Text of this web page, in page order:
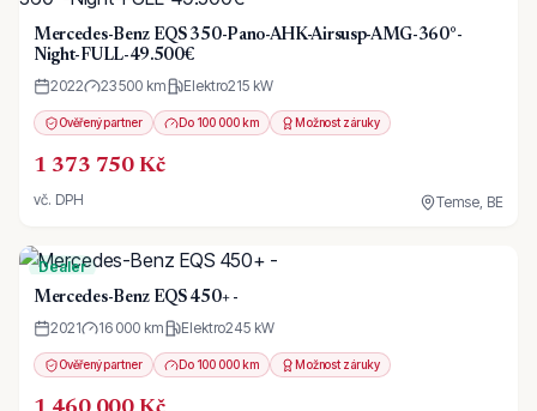
Mercedes-Benz EQS 350-Pano-AHK-Airsusp-AMG-360°-
Night-FULL-49.500€
2022 23 500 km Elektro215 kW
Ověřený partner Do 100 000 km Možnost záruky
1 373 750 Kč
vč. DPH Temse, BE
Dealer
Mercedes-Benz EQS 450+ -
2021 16 000 km Elektro245 kW
Ověřený partner Do 100 000 km Možnost záruky